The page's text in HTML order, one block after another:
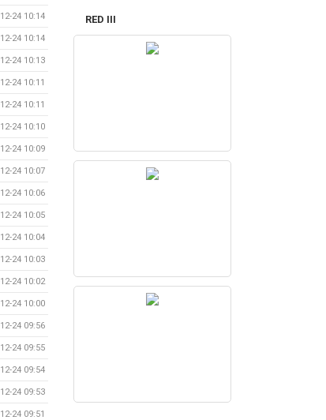
24 10:14
24 10:14
24 10:13
24 10:11
24 10:11
24 10:10
24 10:09
24 10:07
24 10:06
24 10:05
24 10:04
24 10:03
24 10:02
24 10:00
24 09:56
24 09:55
24 09:54
24 09:53
24 09:51
RED III